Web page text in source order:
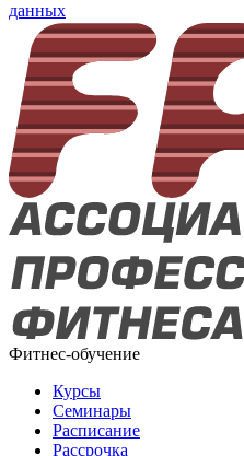
данных
Фитнес-обучение
Курсы
Семинары
Расписание
Рассрочка